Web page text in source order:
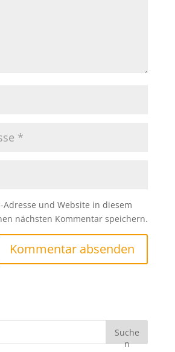
Adresse und Website in diesem
nächsten Kommentar speichern.
Suche
n